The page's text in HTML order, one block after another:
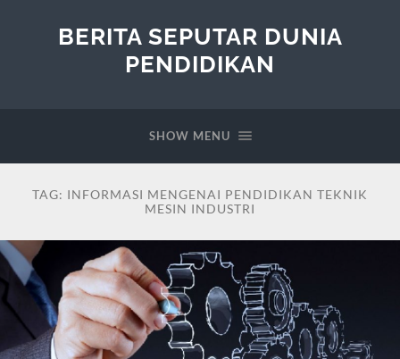
BERITA SEPUTAR DUNIA
PENDIDIKAN
SHOW MENU
TAG: INFORMASI MENGENAI PENDIDIKAN TEKNIK
MESIN INDUSTRI